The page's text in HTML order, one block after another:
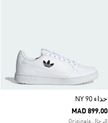
حذاء NY 90
MAD 899.00
الرجال Originals